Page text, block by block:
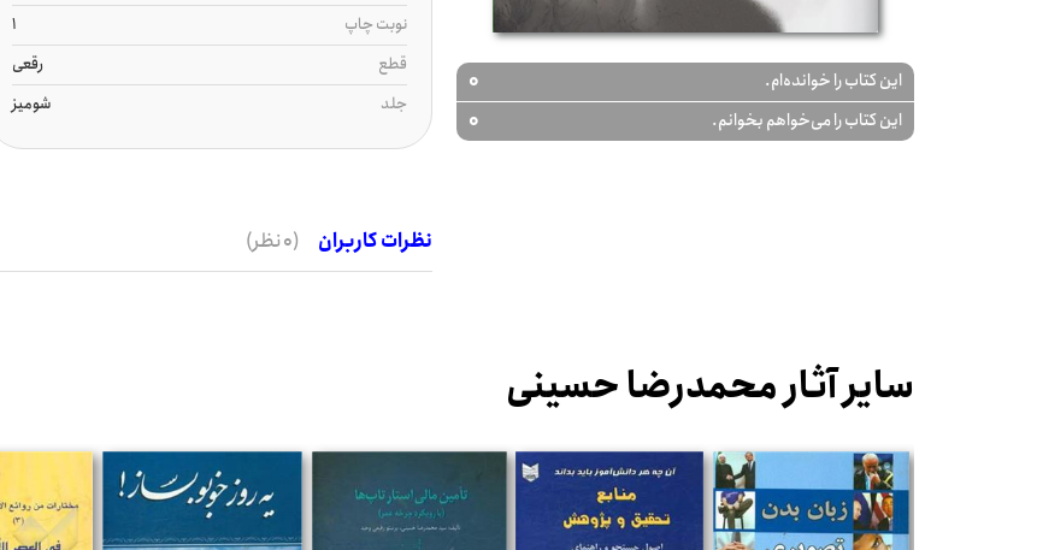
این کتاب را خوانده‌ام. 0
این کتاب را می‌خواهم بخوانم. 0
نوبت چاپ
1
قطع
رقعی
جلد
شومیز
نظرات کاربران (0 نظر)
سایر آثار محمدرضا حسینی